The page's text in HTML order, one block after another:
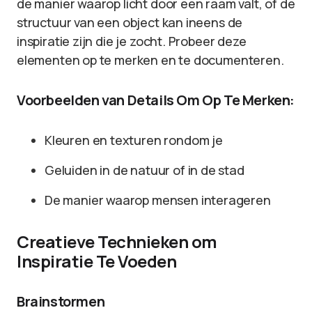
de manier waarop licht door een raam valt, of de
structuur van een object kan ineens de
inspiratie zijn die je zocht. Probeer deze
elementen op te merken en te documenteren.
Voorbeelden van Details Om Op Te Merken:
Kleuren en texturen rondom je
Geluiden in de natuur of in de stad
De manier waarop mensen interageren
Creatieve Technieken om
Inspiratie Te Voeden
Brainstormen